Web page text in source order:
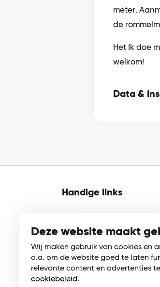
Deze website maakt
Wij maken gebruik van cookies en
o.a. om de website goed te laten
relevante content en advertenties
cookiebeleid.
meter.
de
Het Ik doe
welkom!
Data &
Handige links
Cultuurmenu
Zaalverhuur